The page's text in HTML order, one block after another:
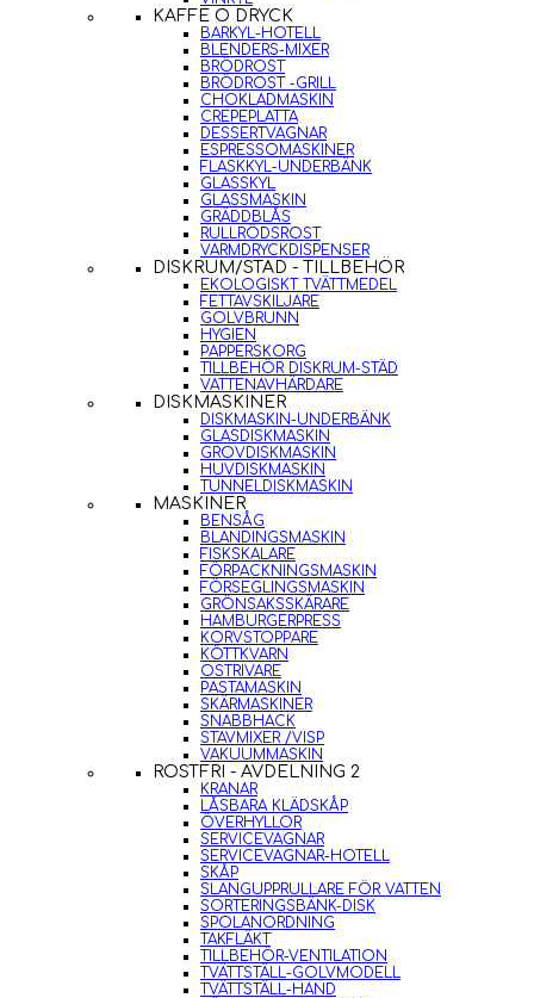
KAFFE O DRYCK
BARKYL-HOTELL
BLENDERS-MIXER
BRÖDROST
BRÖDROST -GRILL
CHOKLADMASKIN
CREPEPLATTA
DESSERTVAGNAR
ESPRESSOMASKINER
FLASKKYL-UNDERBÄNK
GLASSKYL
GLASSMASKIN
GRÄDDBLÅS
RULLRÖDSROST
VARMDRYCKDISPENSER
DISKRUM/STÄD - TILLBEHÖR
EKOLOGISKT TVÄTTMEDEL
FETTAVSKILJARE
GOLVBRUNN
HYGIEN
PAPPERSKORG
TILLBEHÖR DISKRUM-STÄD
VATTENAVHÄRDARE
DISKMASKINER
DISKMASKIN-UNDERBÄNK
GLASDISKMASKIN
GROVDISKMASKIN
HUVDISKMASKIN
TUNNELDISKMASKIN
MASKINER
BENSÅG
BLANDINGSMASKIN
FISKSKALARE
FÖRPACKNINGSMASKIN
FÖRSEGLINGSMASKIN
GRÖNSAKSSKÄRARE
HAMBURGERPRESS
KORVSTOPPARE
KÖTTKVARN
OSTRIVARE
PASTAMASKIN
SKÄRMASKINER
SNABBHACK
STAVMIXER /VISP
VAKUUMMASKIN
ROSTFRI - AVDELNING 2
KRANAR
LÅSBARA KLÄDSKÅP
ÖVERHYLLOR
SERVICEVAGNAR
SERVICEVAGNAR-HOTELL
SKÅP
SLANGUPPRULLARE FÖR VATTEN
SORTERINGSBÄNK-DISK
SPOLANORDNING
TAKFLÄKT
TILLBEHÖR-VENTILATION
TVÄTTSTÄLL-GOLVMODELL
TVÄTTSTÄLL-HAND